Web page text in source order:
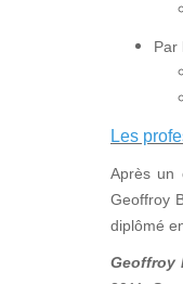
Par
Les
Après un
Geoffroy
diplômé
Geoffroy